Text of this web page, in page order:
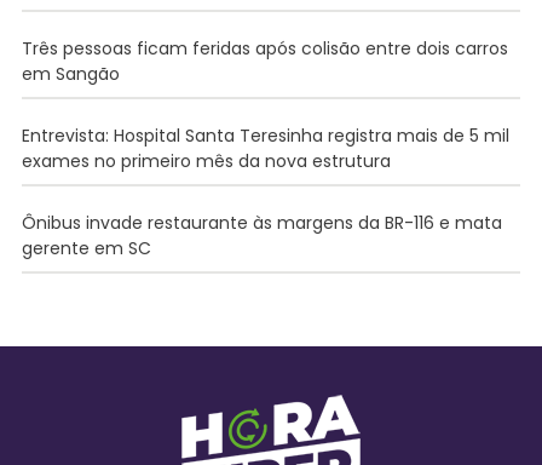
Três pessoas ficam feridas após colisão entre dois carros
em Sangão
Entrevista: Hospital Santa Teresinha registra mais de 5 mil
exames no primeiro mês da nova estrutura
Ônibus invade restaurante às margens da BR-116 e mata
gerente em SC